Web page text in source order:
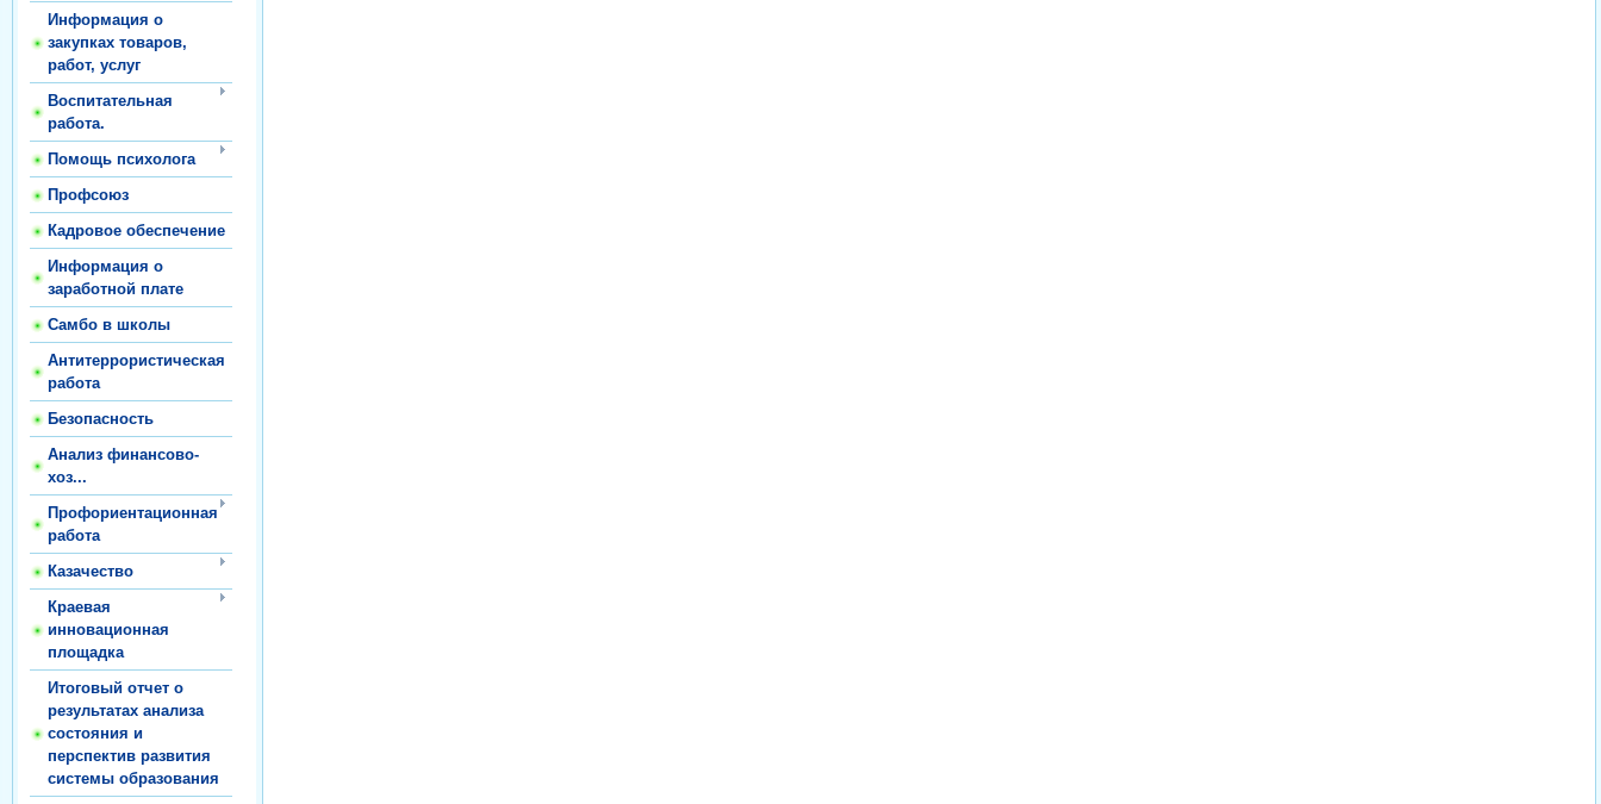
Информация о
закупках товаров,
работ, услуг
Воспитательная
работа.
Помощь психолога
Профсоюз
Кадровое обеспечение
Информация о
заработной плате
Самбо в школы
Антитеррористическая
работа
Безопасность
Анализ финансово-
хоз...
Профориентационная
работа
Казачество
Краевая
инновационная
площадка
Итоговый отчет о
результатах анализа
состояния и
перспектив развития
системы образования